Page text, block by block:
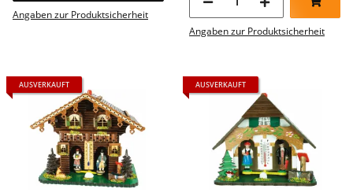
Angaben zur Produktsicherheit
Angaben zur Produktsicherheit
AUSVERKAUFT AUSVERKAUFT